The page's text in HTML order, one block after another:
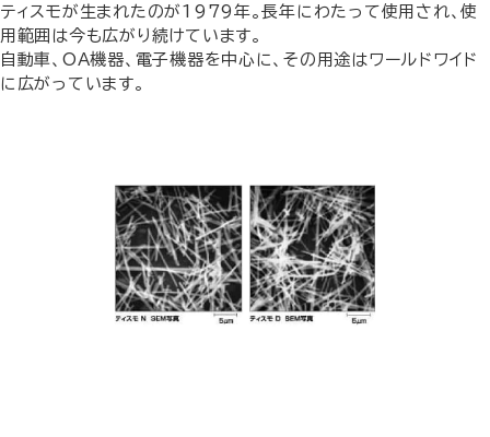
ティスモが生まれたのが1979年。長年にわたって使用され、使
用範囲は今も広がり続けています。
自動車、OA機器、電子機器を中心に、その用途はワールドワイド
に広がっています。